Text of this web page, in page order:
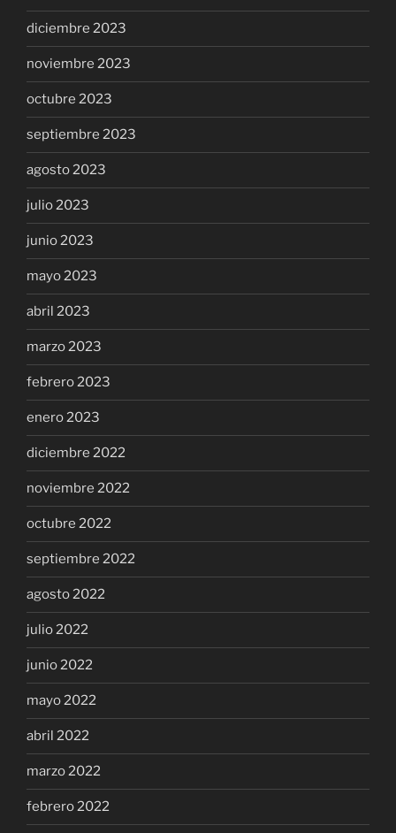
diciembre 2023
noviembre 2023
octubre 2023
septiembre 2023
agosto 2023
julio 2023
junio 2023
mayo 2023
abril 2023
marzo 2023
febrero 2023
enero 2023
diciembre 2022
noviembre 2022
octubre 2022
septiembre 2022
agosto 2022
julio 2022
junio 2022
mayo 2022
abril 2022
marzo 2022
febrero 2022